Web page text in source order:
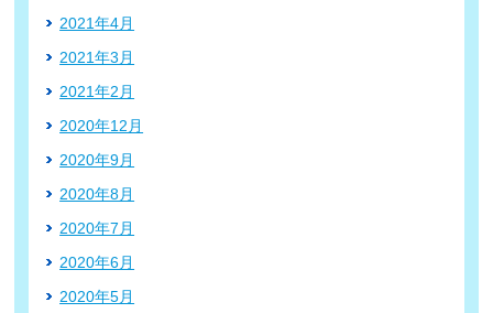
2021年4月
2021年3月
2021年2月
2020年12月
2020年9月
2020年8月
2020年7月
2020年6月
2020年5月